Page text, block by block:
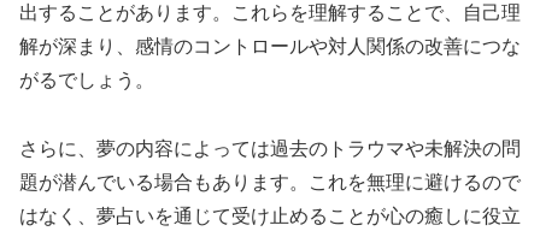
出することがあります。これらを理解することで、自己理
解が深まり、感情のコントロールや対人関係の改善につな
がるでしょう。
さらに、夢の内容によっては過去のトラウマや未解決の問
題が潜んでいる場合もあります。これを無理に避けるので
はなく、夢占いを通じて受け止めることが心の癒しに役立